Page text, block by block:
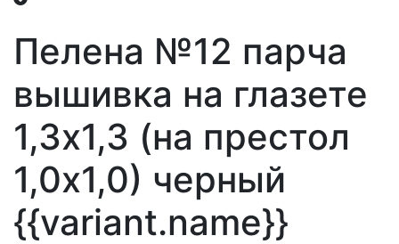
Пелена №12 парча
вышивка на глазете
1,3х1,3 (на престол
1,0х1,0) черный
{{variant.name}}